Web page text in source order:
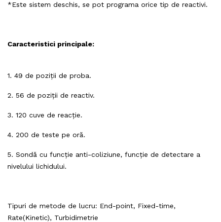
*Este sistem deschis, se pot programa orice tip de reactivi.
Caracteristici principale:
1. 49 de poziții de proba.
2. 56 de poziții de reactiv.
3. 120 cuve de reacție.
4. 200 de teste pe oră.
5. Sondă cu funcție anti-coliziune, funcție de detectare a
nivelului lichidului.
Tipuri de metode de lucru: End-point, Fixed-time,
Rate(Kinetic), Turbidimetrie